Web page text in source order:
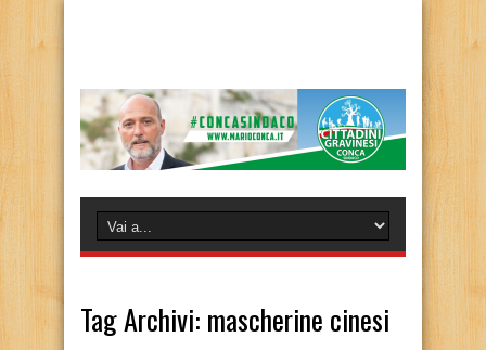
Tag Archivi: mascherine cinesi